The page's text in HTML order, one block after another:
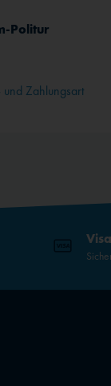
Politur
Zahlungsart
Visa